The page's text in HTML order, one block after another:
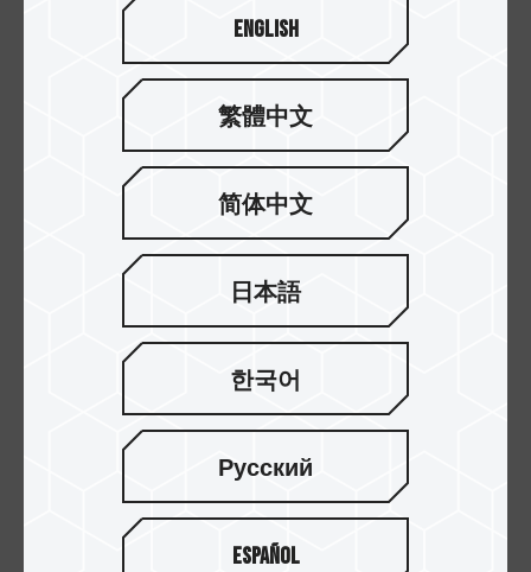
C141 隨身碟 黃 C141 隨身碟 藍
C141 隨身碟 紅
English
繁體中文
简体中文
日本語
한국어
Русский
Español